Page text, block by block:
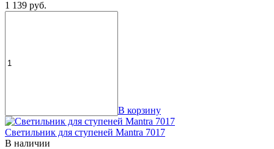
1 139 руб.
В корзину
Светильник для ступеней Mantra 7017
В наличии